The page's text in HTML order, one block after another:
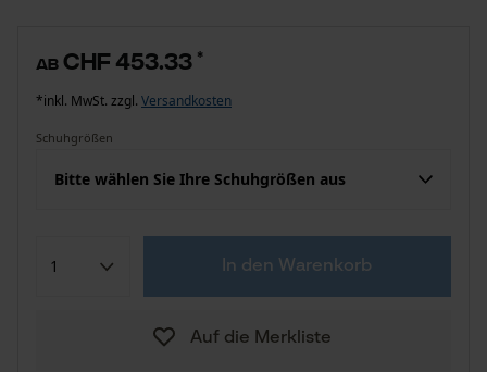
ab CHF 453.33 *
*inkl. MwSt. zzgl. Versandkosten
Schuhgrößen
Bitte wählen Sie Ihre Schuhgrößen aus
In den Warenkorb
Auf die Merkliste